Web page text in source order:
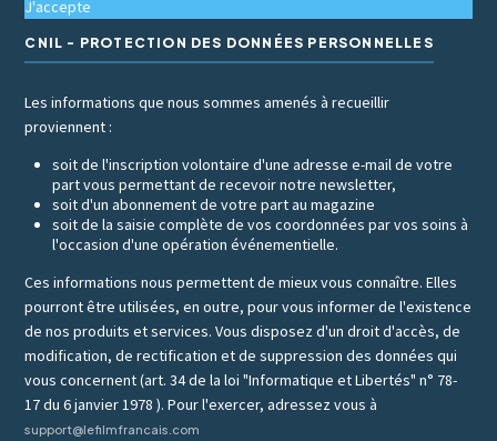
J'accepte
CNIL - PROTECTION DES DONNÉES PERSONNELLES
Les informations que nous sommes amenés à recueillir
proviennent :
soit de l'inscription volontaire d'une adresse e-mail de votre
part vous permettant de recevoir notre newsletter,
soit d'un abonnement de votre part au magazine
soit de la saisie complète de vos coordonnées par vos soins à
l'occasion d'une opération événementielle.
Ces informations nous permettent de mieux vous connaître. Elles
pourront être utilisées, en outre, pour vous informer de l'existence
de nos produits et services. Vous disposez d'un droit d'accès, de
modification, de rectification et de suppression des données qui
vous concernent (art. 34 de la loi "Informatique et Libertés" n° 78-
17 du 6 janvier 1978 ). Pour l'exercer, adressez vous à
support@lefilmfrancais.com